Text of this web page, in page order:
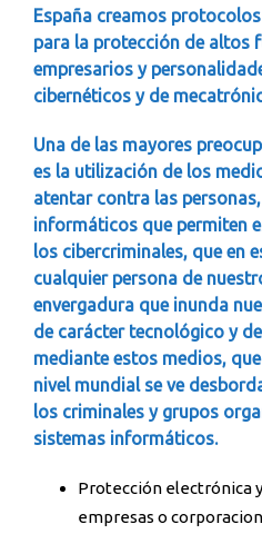
España creamos
para la protección de altos
empresarios y
cibernéticos y de
Una de las mayores
es la utilización de los
atentar contra las
informáticos que permiten
los cibercriminales, que en
cualquier persona de
envergadura que inunda
de carácter tecnológico y
mediante estos medios,
nivel mundial se ve
los criminales y grupos
sistemas informáticos.
Protección electrónica
empresas o